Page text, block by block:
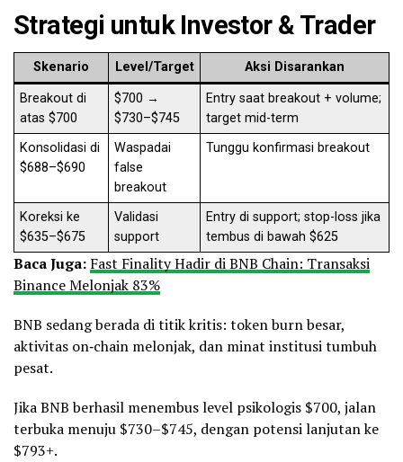
Strategi untuk Investor & Trader
Skenario Level/Target Aksi Disarankan
Breakout di
atas $700
$700 →
$730–$745
Entry saat breakout + volume;
target mid-term
Konsolidasi di
$688–$690
Waspadai
false
breakout
Tunggu konfirmasi breakout
Koreksi ke
$635–$675
Validasi
support
Entry di support; stop-loss jika
tembus di bawah $625
Baca Juga: Fast Finality Hadir di BNB Chain: Transaksi
Binance Melonjak 83%
BNB sedang berada di titik kritis: token burn besar,
aktivitas on‑chain melonjak, dan minat institusi tumbuh
pesat.
Jika BNB berhasil menembus level psikologis $700, jalan
terbuka menuju $730–$745, dengan potensi lanjutan ke
$793+.